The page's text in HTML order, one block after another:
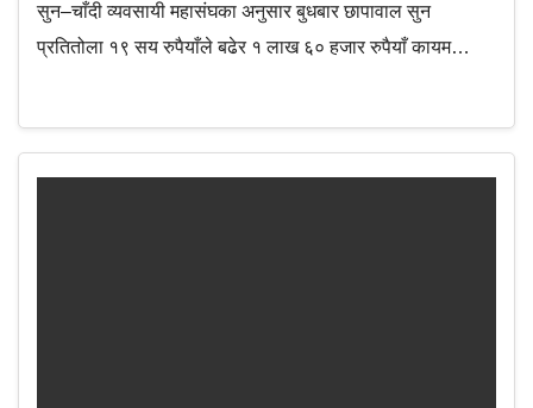
सुन–चाँदी व्यवसायी महासंघका अनुसार बुधबार छापावाल सुन
प्रतितोला १९ सय रुपैयाँले बढेर १ लाख ६० हजार रुपैयाँ कायम…